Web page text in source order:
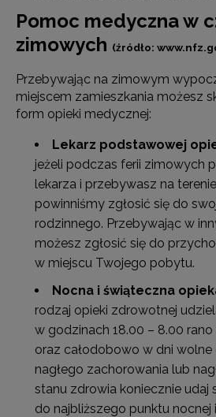
Pomoc medyczna w
zimowych (źródło:
Przebywając na zimowym
miejscem zamieszkania możesz
form opieki medycznej:
Lekarz podstawowej
jeżeli podczas ferii zimowych
lekarza i przebywasz na
powinniśmy zgłosić się do
rodzinnego. Przebywając w
możesz zgłosić się do
w miejscu Twojego pobytu.
Nocna i świąteczna
rodzaj opieki zdrowotnej
w godzinach 18.00 – 8.00
oraz całodobowo w dni wolne
nagłego zachorowania lub
stanu zdrowia koniecznie udaj
do najbliższego punktu nocnej